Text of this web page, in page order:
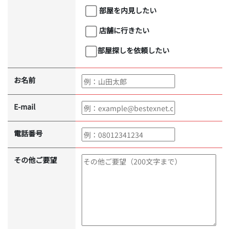
部屋を内見したい
店舗に行きたい
部屋探しを依頼したい
お名前
E-mail
電話番号
その他ご要望